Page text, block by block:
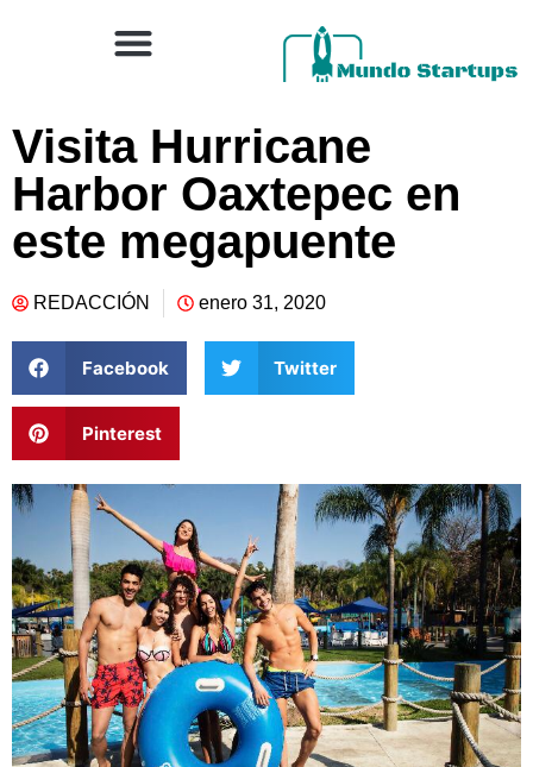
Visita Hurricane
Harbor Oaxtepec en
este megapuente
REDACCIÓN enero 31, 2020
Facebook Twitter
Pinterest